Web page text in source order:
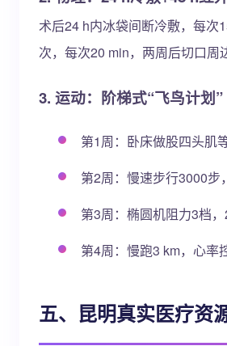
术后24 h内冰袋间断冷敷，每次
次，每次20 min，两周后切口
3. 运动：阶梯式“飞鸟计划”
第1周：卧床做股四头肌
第2周：慢速步行3000步
第3周：椭圆机阻力3档，
第4周：慢跑3 km，心率
五、昆明真实医疗资